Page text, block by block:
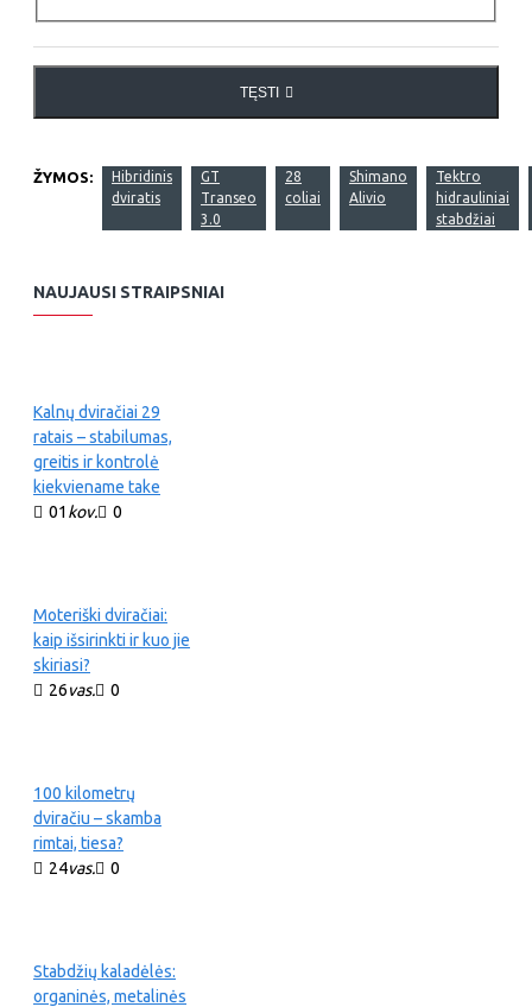
TĘSTI
ŽYMOS:
Hibridinis
dviratis
GT
Transeo
3.0
28
coliai
Shimano
Alivio
Tektro
hidrauliniai
stabdžiai
NAUJAUSI STRAIPSNIAI
Kalnų dviračiai 29
ratais – stabilumas,
greitis ir kontrolė
kiekviename take
01kov. 0
Moteriški dviračiai:
kaip išsirinkti ir kuo jie
skiriasi?
26vas. 0
100 kilometrų
dviračiu – skamba
rimtai, tiesa?
24vas. 0
Stabdžių kaladėlės:
organinės, metalinės